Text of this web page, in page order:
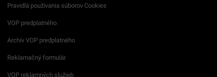
Pravidlá používania súborov Cookies
VOP predplatného
Archív VOP predplatného
Reklamačný formulár
VOP reklamných služieb